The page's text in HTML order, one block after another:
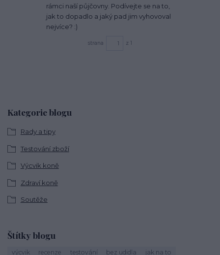
Kategorie blogu
Rady a tipy
Testování zboží
Výcvik koně
Zdraví koně
Soutěže
Štítky blogu
výcvik recenze testování bez udidla
jak na to
rámci naší půjčovny. Podívejte se na to,
jak to dopadlo a jaký pad jim vyhovoval
nejvíce? :)
strana z 1